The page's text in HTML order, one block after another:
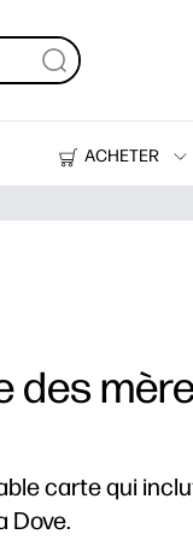
ACHETER
des
carte qui
Dove.